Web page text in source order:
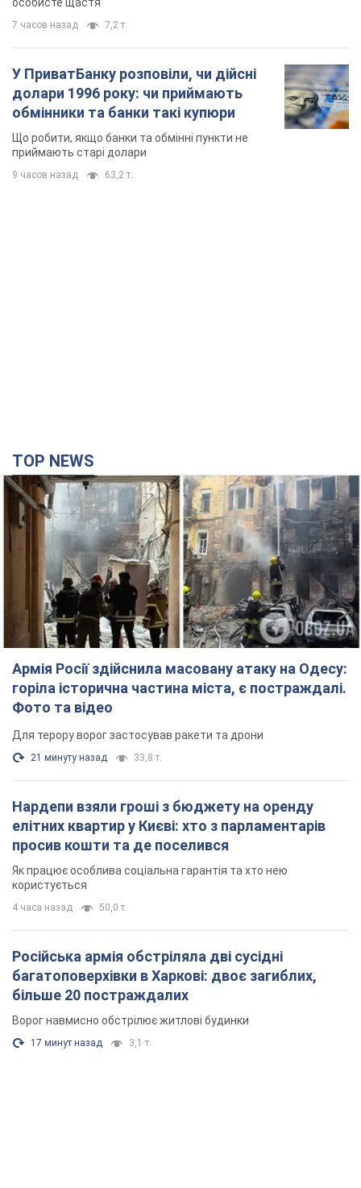
особисте щастя
7 часов назад 7,2 т.
У ПриватБанку розповіли, чи дійсні
долари 1996 року: чи приймають
обмінники та банки такі купюри
Що робити, якщо банки та обмінні пункти не
приймають старі долари
9 часов назад 63,2 т.
TOP NEWS
Армія Росії здійснила масовану атаку на Одесу:
горіла історична частина міста, є постраждалі.
Фото та відео
Для терору ворог застосував ракети та дрони
21 минуту назад 33,8 т.
Нардепи взяли гроші з бюджету на оренду
елітних квартир у Києві: хто з парламентарів
просив кошти та де поселився
Як працює особлива соціальна гарантія та хто нею
користується
4 часа назад 50,0 т.
Російська армія обстріляла дві сусідні
багатоповерхівки в Харкові: двоє загиблих,
більше 20 постраждалих
Ворог навмисно обстрілює житлові будинки
17 минут назад 3,1 т.